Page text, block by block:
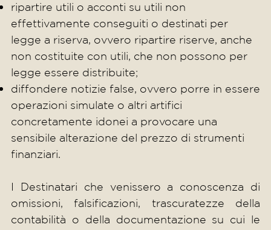
ripartire utili o acconti su utili non
effettivamente conseguiti o destinati per
legge a riserva, ovvero ripartire riserve, anche
non costituite con utili, che non possono per
legge essere distribuite;
diffondere notizie false, ovvero porre in essere
operazioni simulate o altri artifici
concretamente idonei a provocare una
sensibile alterazione del prezzo di strumenti
finanziari.
I Destinatari che venissero a conoscenza di
omissioni, falsificazioni, trascuratezze della
contabilità o della documentazione su cui le